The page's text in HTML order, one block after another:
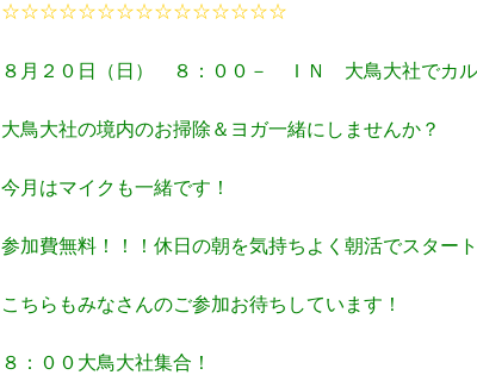
☆☆☆☆☆☆☆☆☆☆☆☆☆☆☆
８月２０日（日） ８：００－ ＩＮ 大鳥大社でカル
大鳥大社の境内のお掃除＆ヨガ一緒にしませんか？
今月はマイクも一緒です！
参加費無料！！！休日の朝を気持ちよく朝活でスター
こちらもみなさんのご参加お待ちしています！
８：００大鳥大社集合！